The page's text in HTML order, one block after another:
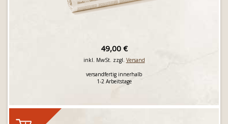
49,00 €
inkl. MwSt. zzgl. Versand
versandfertig innerhalb
1-2 Arbeitstage